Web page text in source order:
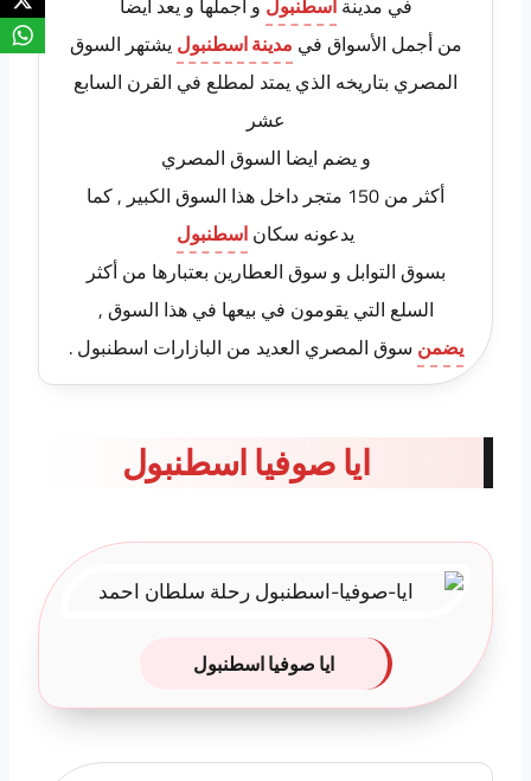
من أجمل الأسواق في مدينة اسطنبوليشتهر السوق
المصري بتاريخه الذي يمتد لمطلع في القرن السابع
عشر
و يضم ايضا السوق المصري
أكثر من 150 متجر داخل هذا السوق الكبير , كما
يدعونه سكاناسطنبول
بسوق التوابل و سوق العطارين بعتبارها من أكثر
السلع التي يقومون في بيعها في هذا السوق ,
يضمن سوق المصري العديد من البازارات اسطنبول .
ايا صوفيا اسطنبول
ايا صوفيا اسطنبول